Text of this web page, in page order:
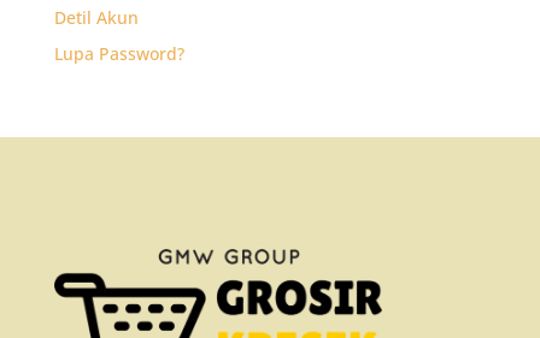
Detil Akun
Lupa Password?